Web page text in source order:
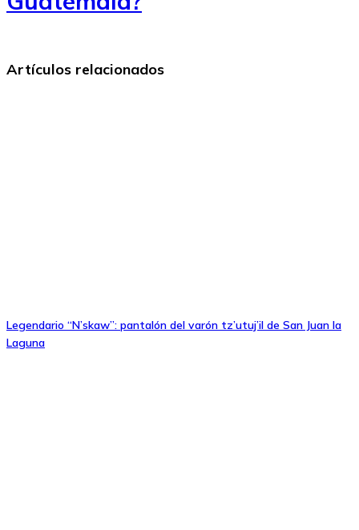
Artículos relacionados
Legendario “N’skaw”: pantalón del varón tz’utuj’il de San Juan la
Laguna